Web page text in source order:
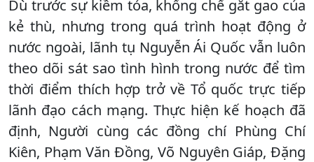
Dù trước sự kiềm tỏa, khống chế gắt gao của
kẻ thù, nhưng trong quá trình hoạt động ở
nước ngoài, lãnh tụ Nguyễn Ái Quốc vẫn luôn
theo dõi sát sao tình hình trong nước để tìm
thời điểm thích hợp trở về Tổ quốc trực tiếp
lãnh đạo cách mạng. Thực hiện kế hoạch đã
định, Người cùng các đồng chí Phùng Chí
Kiên, Phạm Văn Đồng, Võ Nguyên Giáp, Đặng